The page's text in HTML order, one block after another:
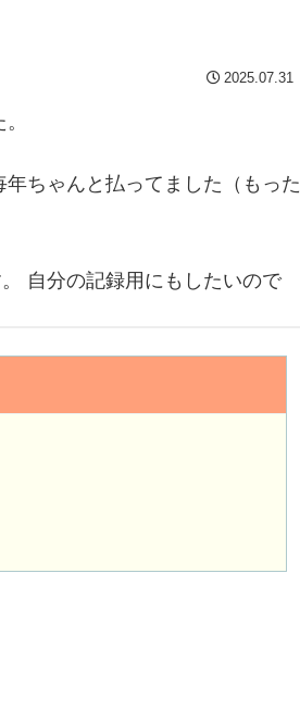
2025.07.31
ちゃんと払ってました（もった
自分の記録用にもしたいので